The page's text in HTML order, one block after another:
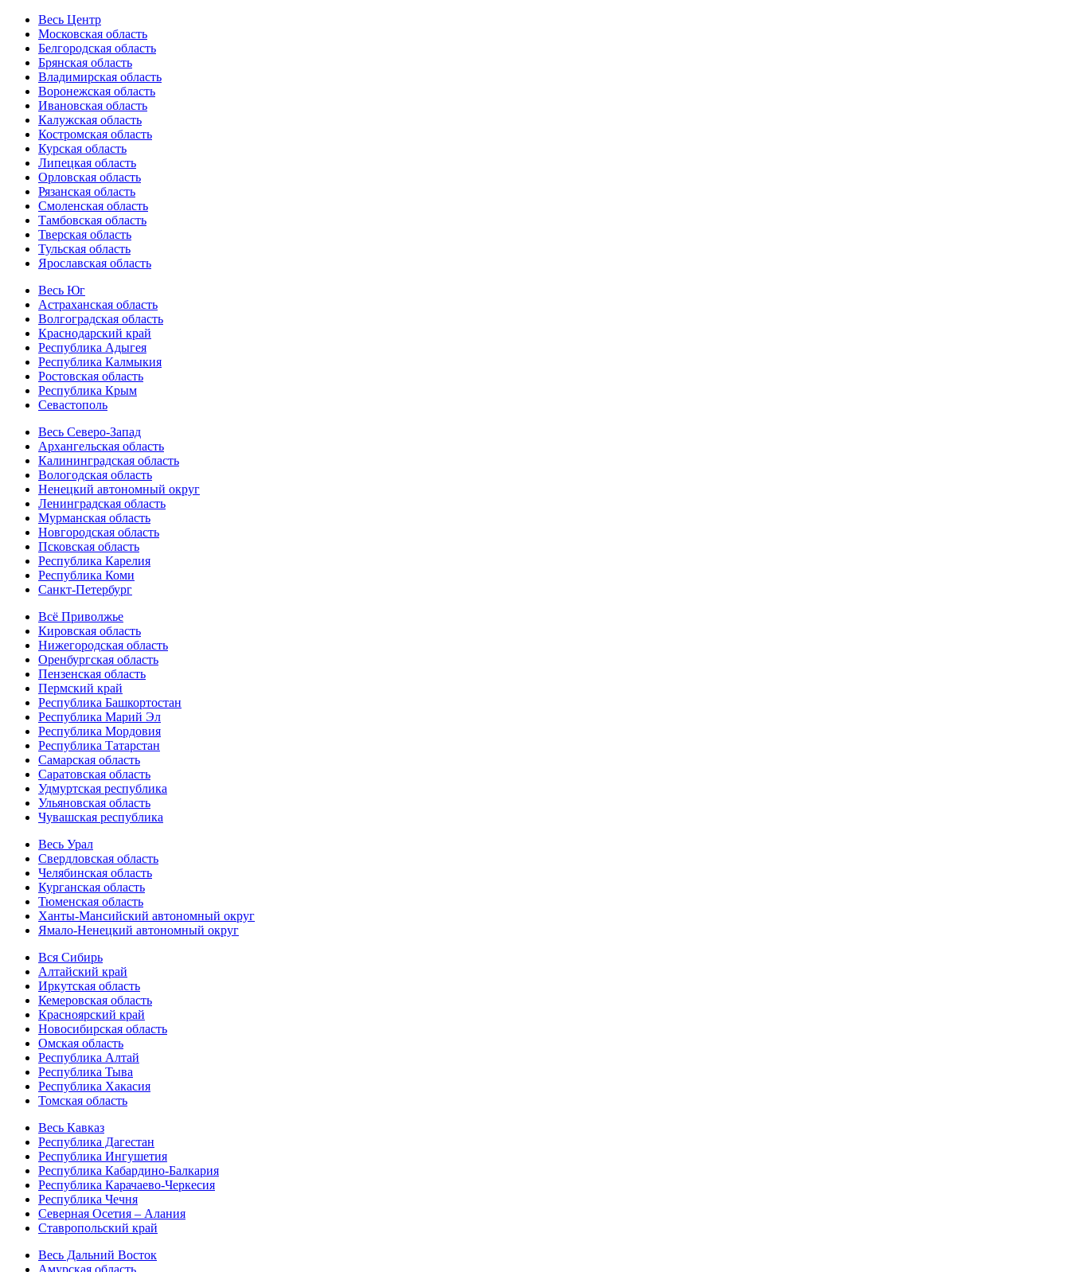
Весь Центр
Московская область
Белгородская область
Брянская область
Владимирская область
Воронежская область
Ивановская область
Калужская область
Костромская область
Курская область
Липецкая область
Орловская область
Рязанская область
Смоленская область
Тамбовская область
Тверская область
Тульская область
Ярославская область
Весь Юг
Астраханская область
Волгоградская область
Краснодарский край
Республика Адыгея
Республика Калмыкия
Ростовская область
Республика Крым
Севастополь
Весь Северо-Запад
Архангельская область
Калининградская область
Вологодская область
Ненецкий автономный округ
Ленинградская область
Мурманская область
Новгородская область
Псковская область
Республика Карелия
Республика Коми
Санкт-Петербург
Всё Приволжье
Кировская область
Нижегородская область
Оренбургская область
Пензенская область
Пермский край
Республика Башкортостан
Республика Марий Эл
Республика Мордовия
Республика Татарстан
Самарская область
Саратовская область
Удмуртская республика
Ульяновская область
Чувашская республика
Весь Урал
Свердловская область
Челябинская область
Курганская область
Тюменская область
Ханты-Мансийский автономный округ
Ямало-Ненецкий автономный округ
Вся Сибирь
Алтайский край
Иркутская область
Кемеровская область
Красноярский край
Новосибирская область
Омская область
Республика Алтай
Республика Тыва
Республика Хакасия
Томская область
Весь Кавказ
Республика Дагестан
Республика Ингушетия
Республика Кабардино-Балкария
Республика Карачаево-Черкесия
Республика Чечня
Северная Осетия – Алания
Ставропольский край
Весь Дальний Восток
Амурская область